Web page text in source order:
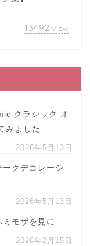
13492 view
クラシック オ
みました
2026年5月13日
ークデコレーシ
2026年5月13日
モザを見に
2026年2月15日